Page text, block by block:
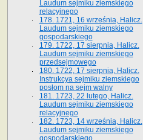
Laudum sejmiku ziemskiego
relacyjnego
178. 1721, 16 września, Halicz.
Laudum sejmiku ziemskiego
gospodarskiego
179. 1722, 17 sierpnia, Halicz.
Laudum sejmiku ziemskiego
przedsejmowego
180. 1722, 17 sierpnia, Halicz.
Instrukcya sejmiku ziemskiego
posłom na sejm walny
181. 1723, 22 lutego, Halicz.
Laudum sejmiku ziemskiego
relacyjnego
182. 1723, 14 września, Halicz.
Laudum sejmiku ziemskiego
gospodarskiego